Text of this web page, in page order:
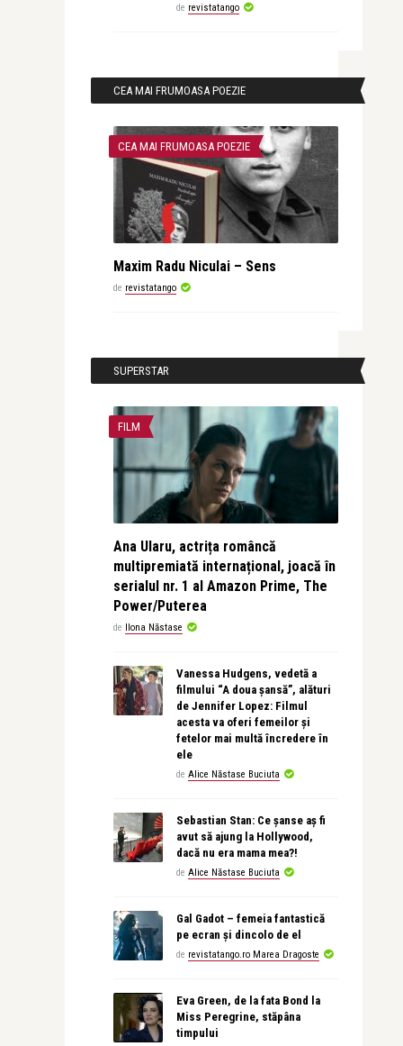
de revistatango
CEA MAI FRUMOASA POEZIE
CEA MAI FRUMOASA POEZIE
Maxim Radu Niculai – Sens
de revistatango
SUPERSTAR
FILM
Ana Ularu, actrița româncă
multipremiată internațional, joacă în
serialul nr. 1 al Amazon Prime, The
Power/Puterea
de Ilona Năstase
Vanessa Hudgens, vedetă a
filmului “A doua șansă”, alături
de Jennifer Lopez: Filmul
acesta va oferi femeilor și
fetelor mai multă încredere în
ele
de Alice Năstase Buciuta
Sebastian Stan: Ce șanse aș fi
avut să ajung la Hollywood,
dacă nu era mama mea?!
de Alice Năstase Buciuta
Gal Gadot – femeia fantastică
pe ecran și dincolo de el
de revistatango.ro Marea Dragoste
Eva Green, de la fata Bond la
Miss Peregrine, stăpâna
timpului